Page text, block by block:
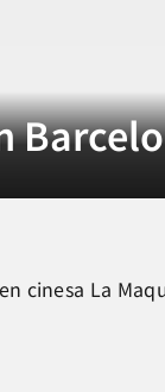
cinesa La